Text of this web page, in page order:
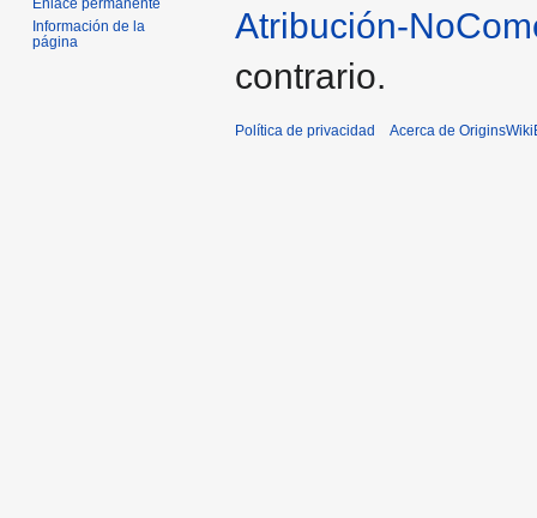
Enlace permanente
Información de la
página
Atribución-
contrario.
Política de privacidad Acerca de